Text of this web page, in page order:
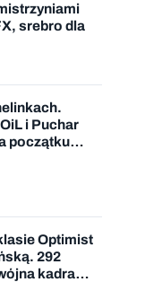
srebro dla
i Puchar
początku
Optimist
292
kadra